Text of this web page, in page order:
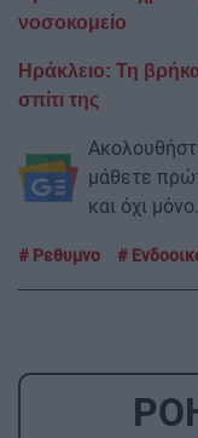
νοσοκομείο
Ηράκλειο: Τη
σπίτι της
μάθετε
και όχι μόνο.
Ρεθυμνο